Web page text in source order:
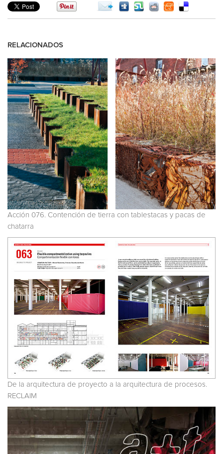
RELACIONADOS
Acción 076. Contención de tierra con tablestacas y pacas de
chatarra
De la arquitectura de proyecto a la arquitectura de procesos.
RECLAIM